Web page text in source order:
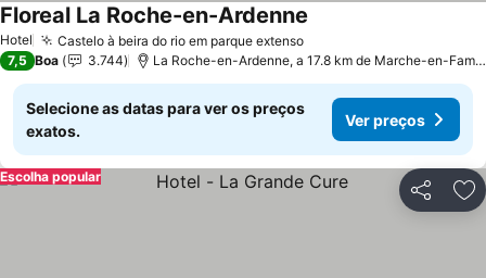
Hotel Castelo à beira do rio em parque extenso
Floreal La Roche-en-Ardenne
7,5 Boa 3.744 La Roche-en-Ardenne, a 17.8 km de Marche-en-Famenne
Selecione as datas para ver os preços
exatos.
Ver preços
Partilhar
Escolha popular